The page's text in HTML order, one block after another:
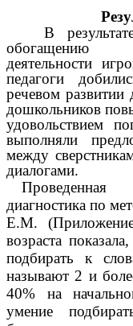
В
деятельности
педагоги
речевом
дошкольников
удовольствием
выполняли
между
диалогами.
диагностика по
Е.М.
возраста
подбирать к
называют 2 и
40% на
умение